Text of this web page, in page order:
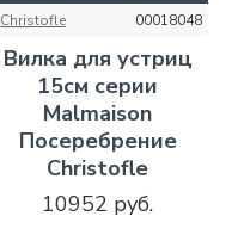
Christofle 00018048
Вилка для устриц
15см серии
Malmaison
Посеребрение
Christofle
10952 руб.